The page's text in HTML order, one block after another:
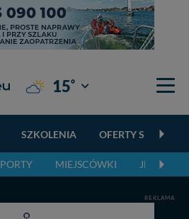
15° Giżycko
SZKOLENIA OFERTY
PORTY MIEJSCÓWKI JEZIORA,
REKLAMA